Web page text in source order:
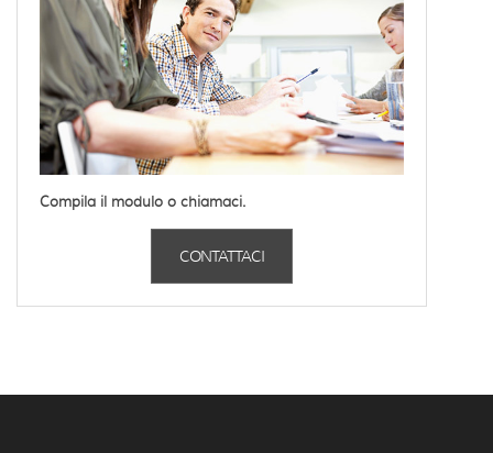
Compila il modulo o chiamaci.
CONTATTACI